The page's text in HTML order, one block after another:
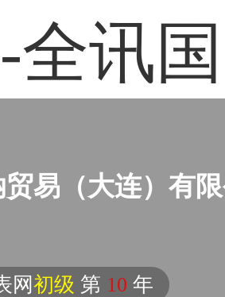
全讯
易（大连）有限
网初级 第 10 年